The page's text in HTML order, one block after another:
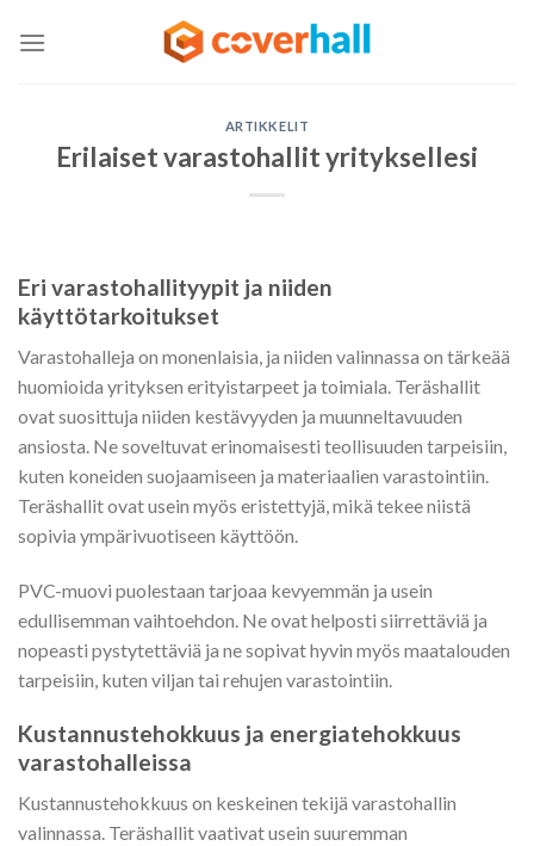
ARTIKKELIT
Erilaiset varastohallit yrityksellesi
Eri varastohallityypit ja niiden
käyttötarkoitukset
Varastohalleja on monenlaisia, ja niiden valinnassa on tärkeää
huomioida yrityksen erityistarpeet ja toimiala. Teräshallit
ovat suosittuja niiden kestävyyden ja muunneltavuuden
ansiosta. Ne soveltuvat erinomaisesti teollisuuden tarpeisiin,
kuten koneiden suojaamiseen ja materiaalien varastointiin.
Teräshallit ovat usein myös eristettyjä, mikä tekee niistä
sopivia ympärivuotiseen käyttöön.
PVC-muovi puolestaan tarjoaa kevyemmän ja usein
edullisemman vaihtoehdon. Ne ovat helposti siirrettäviä ja
nopeasti pystytettäviä ja ne sopivat hyvin myös maatalouden
tarpeisiin, kuten viljan tai rehujen varastointiin.
Kustannustehokkuus ja energiatehokkuus
varastohalleissa
Kustannustehokkuus on keskeinen tekijä varastohallin
valinnassa. Teräshallit vaativat usein suuremman